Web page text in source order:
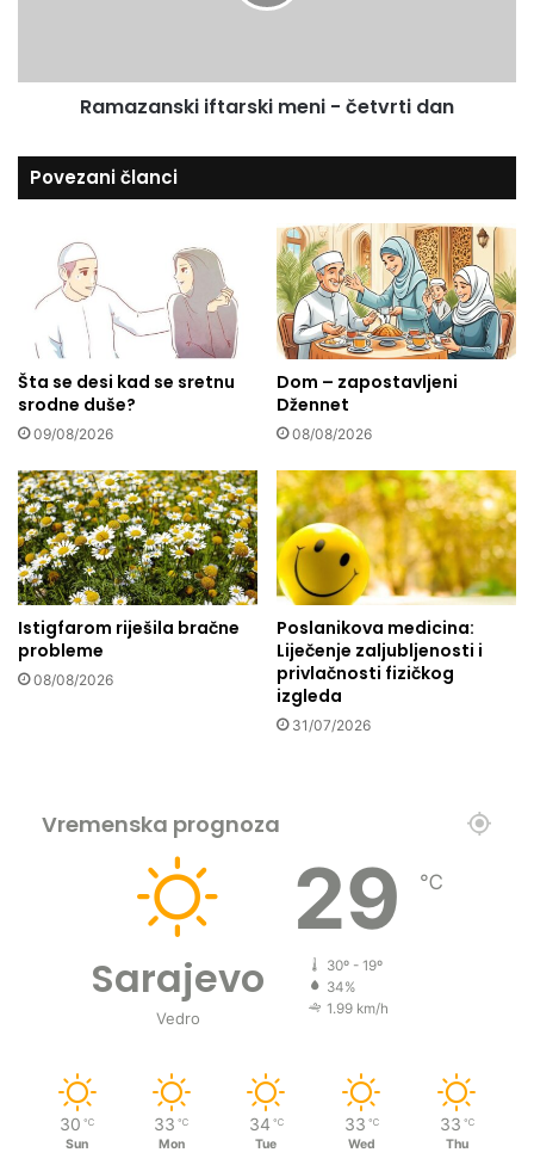
j
l
u
k
a
a
n
a
č
a
s
d
a
k
f
a
n
i
-
e
t
v
r
t
i
d
a
n
Ramazanski iftarski meni - četvrti dan
Povezani članci
Šta se desi kad se sretnu
srodne duše?
09/08/2026
Dom – zapostavljeni
Džennet
08/08/2026
Istigfarom riješila bračne
probleme
08/08/2026
Poslanikova medicina:
Liječenje zaljubljenosti i
privlačnosti fizičkog
izgleda
31/07/2026
Vremenska prognoza
Sarajevo
Vedro
29 ℃
30º - 19º
34%
1.99 km/h
30 ℃
Sun
33 ℃
Mon
34 ℃
Tue
33 ℃
Wed
33 ℃
Thu